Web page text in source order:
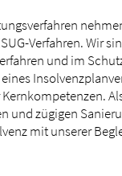
Ver­fah­ren. Wir
und im
und zü­gi­gen
mit un­se­rer